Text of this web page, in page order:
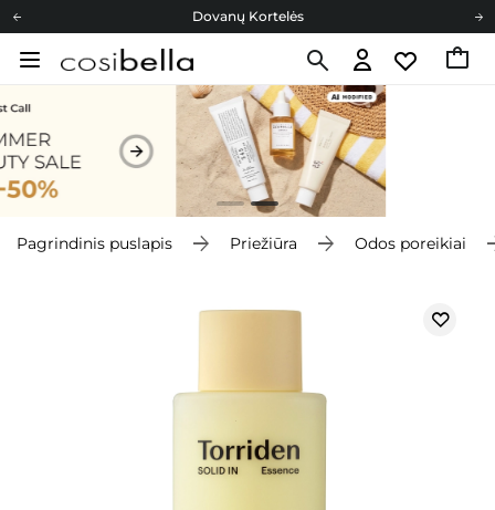
Dovanų Kortelės
Cosibella lojalumo programa
Dovanų Kortelės
Pagrindinis puslapis Priežiūra Odos poreikiai